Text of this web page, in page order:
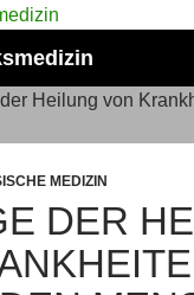
MEDIZIN
DER